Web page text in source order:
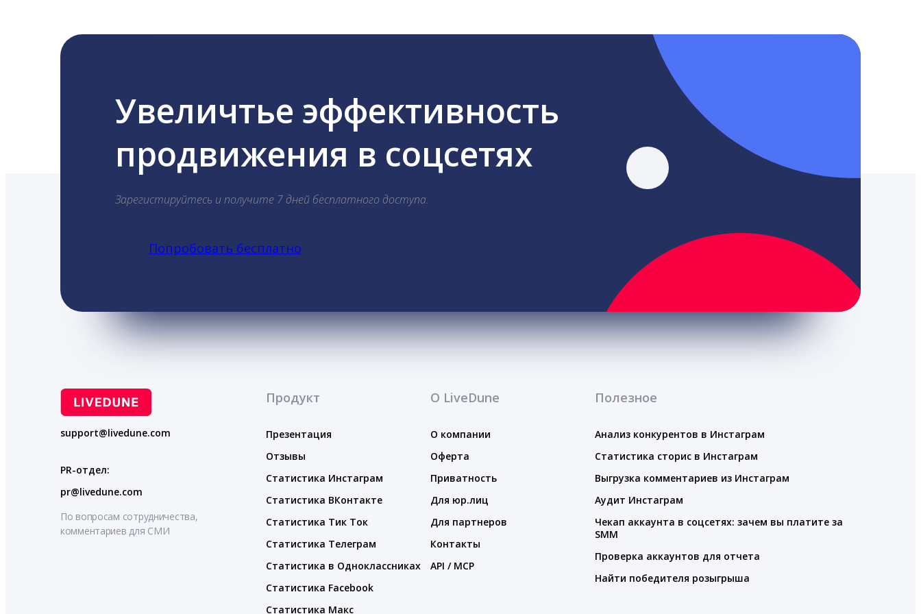
Увеличтье эффективность
продвижения в соцсетях
Зарегистируйтесь и получите 7 дней бесплатного доступа.
Попробовать бесплатно
support@livedune.com
PR-отдел:
pr@livedune.com
По вопросам сотрудничества,
комментариев для СМИ
Продукт
Презентация
Отзывы
Статистика Инстаграм
Статистика ВКонтакте
Статистика Тик Ток
Статистика Телеграм
Статистика в Одноклассниках
Статистика Facebook
Статистика Макс
О LiveDune
О компании
Оферта
Приватность
Для юр.лиц
Для партнеров
Контакты
API / MCP
Полезное
Анализ конкурентов в Инстаграм
Статистика сторис в Инстаграм
Выгрузка комментариев из Инстаграм
Аудит Инстаграм
Чекап аккаунта в соцсетях: зачем вы платите за
SMM
Проверка аккаунтов для отчета
Найти победителя розыгрыша